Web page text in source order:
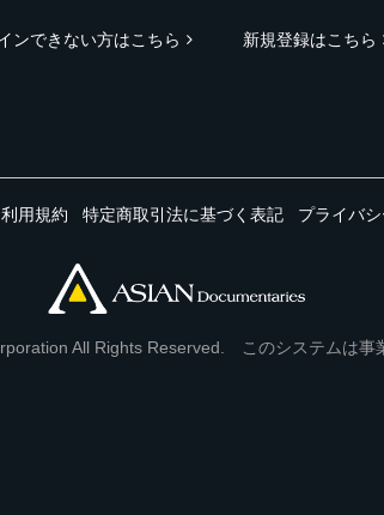
ンできない方はこちら 新規登録はこちら
利用規約 特定商取引法に基づく表記 プライバ
All Rights Reserved. このシステムは事